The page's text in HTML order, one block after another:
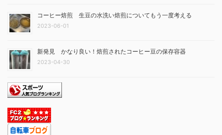
コーヒー焙煎 生豆の水洗い焙煎についてもう一度考える
2023-06-01
新発見 かなり良い！焙煎されたコーヒー豆の保存容器
2023-04-30